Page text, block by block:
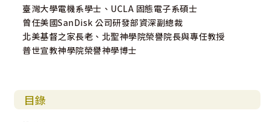
臺灣大學電機系學士、UCLA 固態電子系碩士
曾任美國SanDisk 公司研發部資深副總裁
北美基督之家長老、北聖神學院榮譽院長與專任教授
普世宣教神學院榮譽神學博士
目錄